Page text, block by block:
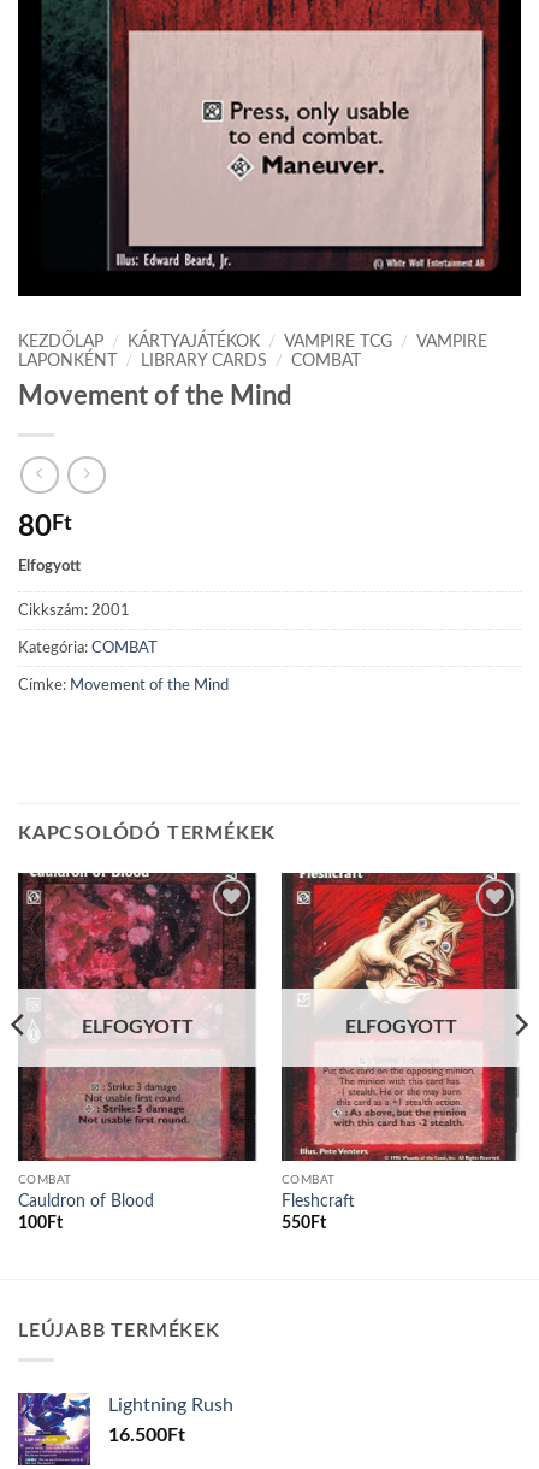
KEZDŐLAP / KÁRTYAJÁTÉKOK / VAMPIRE TCG /
VAMPIRE
LAPONKÉNT
/ LIBRARY CARDS / COMBAT
Movement of the Mind
80Ft
Elfogyott
Cikkszám: 2001
Kategória: COMBAT
Címke: Movement of the Mind
KAPCSOLÓDÓ TERMÉKEK
Add to
wishlist
ELFOGYOTT
COMBAT
Cauldron of Blood
100Ft
Add to
wishlist
ELFOGYOTT
COMBAT
Fleshcraft
550Ft
LEÚJABB TERMÉKEK
Lightning Rush
16.500Ft